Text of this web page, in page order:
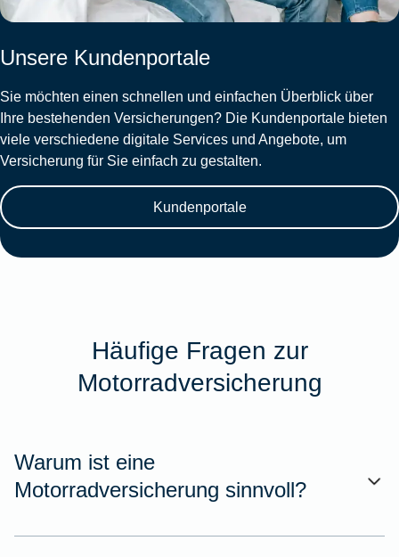
Unsere Kundenportale
Sie möchten einen schnellen und einfachen Überblick über
Ihre bestehenden Versicherungen? Die Kundenportale bieten
viele verschiedene digitale Services und Angebote, um
Versicherung für Sie einfach zu gestalten.
Kundenportale
Häufige Fragen zur
Motorradversicherung
Warum ist eine
Motorradversicherung sinnvoll?